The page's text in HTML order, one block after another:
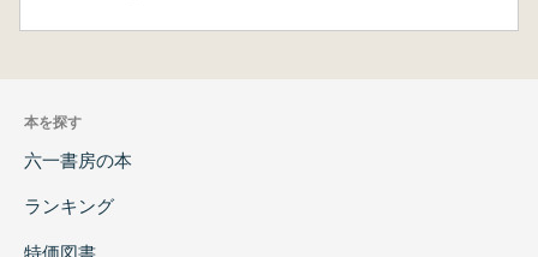
本を探す
六一書房の本
ランキング
特価図書